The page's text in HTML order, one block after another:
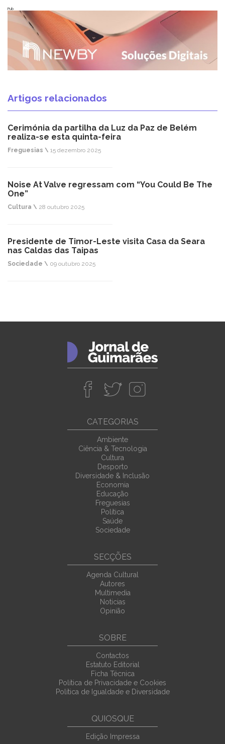
Pub
Artigos relacionados
Cerimónia da partilha da Luz da Paz de Belém
realiza-se esta quinta-feira
Freguesias \ 15 dezembro 2025
Noise At Valve regressam com “You Could Be The
One”
Cultura \ 28 outubro 2025
Presidente de Timor-Leste visita Casa da Seara
nas Caldas das Taipas
Sociedade \ 09 outubro 2025
CATEGORIAS
Ambiente
Ciência & Tecnologia
Cultura
Desporto
Diversidade & Inclusão
Economia
Educação
Freguesias
Política
Saúde
Sociedade
SECÇÕES
Agenda Cultural
Autores
Multimedia
Noticias
Opinião
SOBRE
Contactos
Estatuto Editorial
Ficha Técnica
Política de Privacidade e Cookies
Política de Igualdade e Diversidade
QUIOSQUE
Edição Impressa